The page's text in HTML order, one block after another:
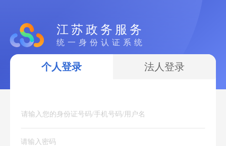
江苏政务服务
统一身份认证系统
个人登录 法人登录